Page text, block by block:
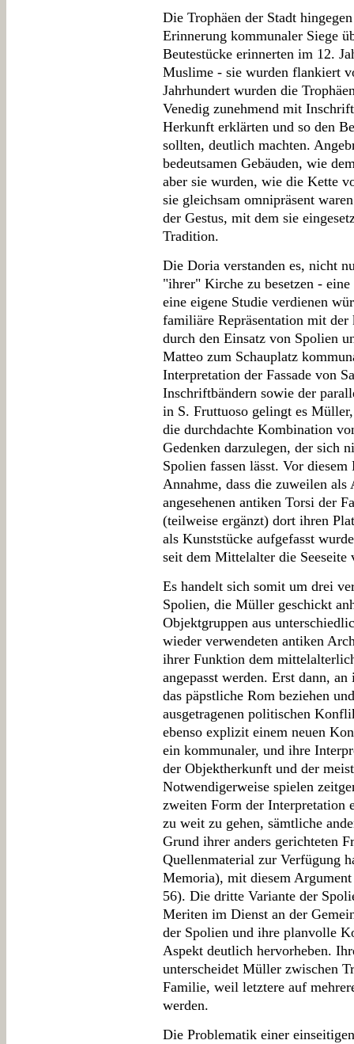
Die Trophäen der Stadt
Erinnerung kommunaler Siege
Beutestücke erinnerten im 12.
Muslime - sie wurden flankiert
Jahrhundert wurden die
Venedig zunehmend mit
Herkunft erklärten und so den
sollten, deutlich machten.
bedeutsamen Gebäuden, wie
aber sie wurden, wie die Kette
sie gleichsam omnipräsent
der Gestus, mit dem sie
Tradition.
Die Doria verstanden es, nicht
"ihrer" Kirche zu besetzen -
eine eigene Studie verdienen
familiäre Repräsentation mit
durch den Einsatz von Spolien
Matteo zum Schauplatz
Interpretation der Fassade von
Inschriftbändern sowie der
in S. Fruttuoso gelingt es
die durchdachte Kombination
Gedenken darzulegen, der sich
Spolien fassen lässt. Vor
Annahme, dass die zuweilen als
angesehenen antiken Torsi der
(teilweise ergänzt) dort ihren
als Kunststücke aufgefasst
seit dem Mittelalter die Seeseite
Es handelt sich somit um drei
Spolien, die Müller geschickt
Objektgruppen aus
wieder verwendeten antiken
ihrer Funktion dem
angepasst werden. Erst dann,
das päpstliche Rom beziehen
ausgetragenen politischen
ebenso explizit einem neuen
ein kommunaler, und ihre
der Objektherkunft und der
Notwendigerweise spielen
zweiten Form der Interpretation
zu weit zu gehen, sämtliche
Grund ihrer anders gerichteten
Quellenmaterial zur Verfügung
Memoria), mit diesem
56). Die dritte Variante der
Meriten im Dienst an der
der Spolien und ihre planvolle
Aspekt deutlich hervorheben.
unterscheidet Müller zwischen
Familie, weil letztere auf
werden.
Die Problematik einer